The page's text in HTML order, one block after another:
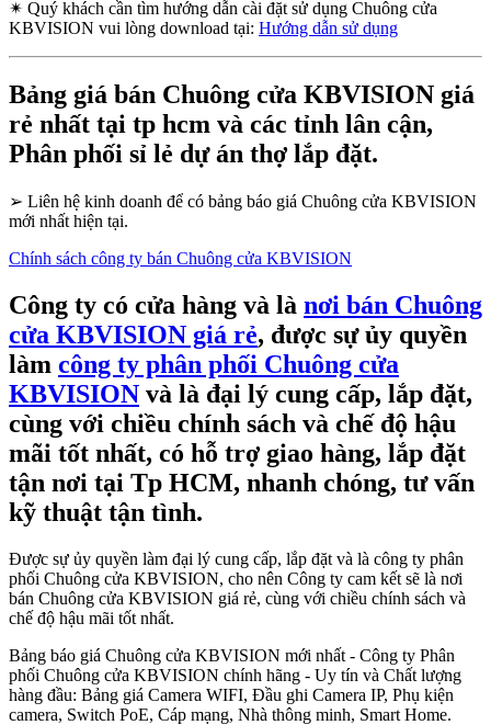
✴ Quý khách cần tìm hướng dẫn cài đặt sử dụng Chuông cửa
KBVISION vui lòng download tại: Hướng dẫn sử dụng
Bảng giá bán Chuông cửa KBVISION giá
rẻ nhất tại tp hcm và các tỉnh lân cận,
Phân phối sỉ lẻ dự án thợ lắp đặt.
➢ Liên hệ kinh doanh để có bảng báo giá Chuông cửa KBVISION
mới nhất hiện tại.
Chính sách công ty bán Chuông cửa KBVISION
Công ty có cửa hàng và là nơi bán Chuông
cửa KBVISION giá rẻ, được sự ủy quyền
làm công ty phân phối Chuông cửa
KBVISION và là đại lý cung cấp, lắp đặt,
cùng với chiều chính sách và chế độ hậu
mãi tốt nhất, có hỗ trợ giao hàng, lắp đặt
tận nơi tại Tp HCM, nhanh chóng, tư vấn
kỹ thuật tận tình.
Được sự ủy quyền làm đại lý cung cấp, lắp đặt và là công ty phân
phối Chuông cửa KBVISION, cho nên Công ty cam kết sẽ là nơi
bán Chuông cửa KBVISION giá rẻ, cùng với chiều chính sách và
chế độ hậu mãi tốt nhất.
Bảng báo giá Chuông cửa KBVISION mới nhất - Công ty Phân
phối Chuông cửa KBVISION chính hãng - Uy tín và Chất lượng
hàng đầu: Bảng giá Camera WIFI, Đầu ghi Camera IP, Phụ kiện
camera, Switch PoE, Cáp mạng, Nhà thông minh, Smart Home.